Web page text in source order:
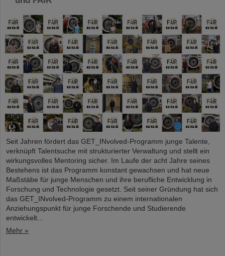
Seit Jahren fördert das GET_INvolved-Programm junge Talente,
verknüpft Talentsuche mit strukturierter Verwaltung und stellt ein
wirkungsvolles Mentoring sicher. Im Laufe der acht Jahre seines
Bestehens ist das Programm konstant gewachsen und hat neue
Maßstäbe für junge Menschen und ihre berufliche Entwicklung in
Forschung und Technologie gesetzt. Seit seiner Gründung hat sich
das GET_INvolved-Programm zu einem internationalen
Anziehungspunkt für junge Forschende und Studierende
entwickelt...
Mehr »